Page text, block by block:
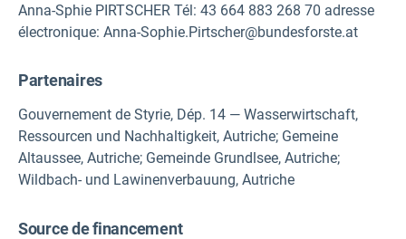
Anna-Sphie PIRTSCHER Tél: 43 664 883 268 70 adresse
électronique: Anna-Sophie.Pirtscher@bundesforste.at
Partenaires
Gouvernement de Styrie, Dép. 14 — Wasserwirtschaft,
Ressourcen und Nachhaltigkeit, Autriche; Gemeine
Altaussee, Autriche; Gemeinde Grundlsee, Autriche;
Wildbach- und Lawinenverbauung, Autriche
Source de financement